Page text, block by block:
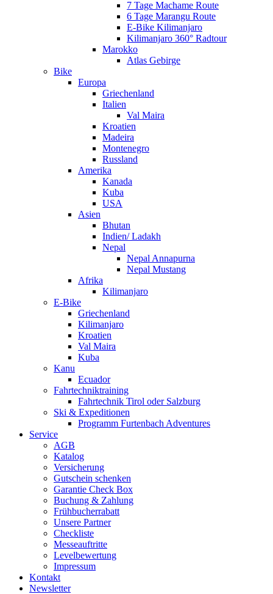
7 Tage Machame Route
6 Tage Marangu Route
E-Bike Kilimanjaro
Kilimanjaro 360° Radtour
Marokko
Atlas Gebirge
Bike
Europa
Griechenland
Italien
Val Maira
Kroatien
Madeira
Montenegro
Russland
Amerika
Kanada
Kuba
USA
Asien
Bhutan
Indien/ Ladakh
Nepal
Nepal Annapurna
Nepal Mustang
Afrika
Kilimanjaro
E-Bike
Griechenland
Kilimanjaro
Kroatien
Val Maira
Kuba
Kanu
Ecuador
Fahrtechniktraining
Fahrtechnik Tirol oder Salzburg
Ski & Expeditionen
Programm Furtenbach Adventures
Service
AGB
Katalog
Versicherung
Gutschein schenken
Garantie Check Box
Buchung & Zahlung
Frühbucherrabatt
Unsere Partner
Checkliste
Messeauftritte
Levelbewertung
Impressum
Kontakt
Newsletter